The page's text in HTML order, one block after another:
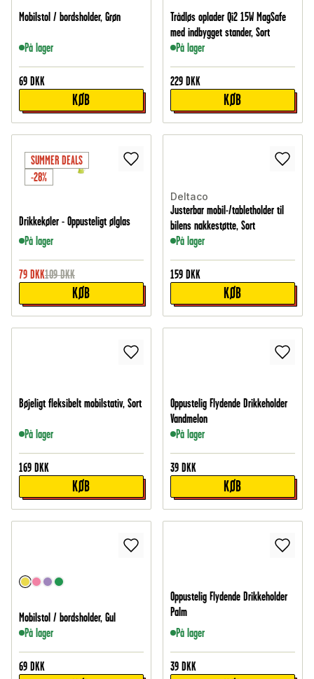
Mobilstol / bordsholder, Grøn
På lager
69 DKK
KØB
Trådløs oplader Qi2 15W MagSafe
med indbygget stander, Sort
På lager
229 DKK
KØB
SUMMER DEALS
-28%
Drikkekøler - Oppusteligt ølglas
På lager
79 DKK109 DKK
KØB
Deltaco
Justerbar mobil-/tabletholder til
bilens nakkestøtte, Sort
På lager
159 DKK
KØB
Bøjeligt fleksibelt mobilstativ, Sort
På lager
169 DKK
KØB
Oppustelig Flydende Drikkeholder
Vandmelon
På lager
39 DKK
KØB
Mobilstol / bordsholder, Gul
På lager
69 DKK
Oppustelig Flydende Drikkeholder
Palm
På lager
39 DKK